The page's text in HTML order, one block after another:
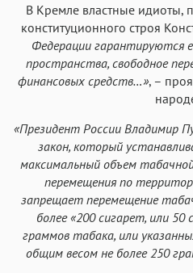
В Кремле властные идиоты,
конституционного строя
Федерации гарантируются
пространства, свободное
финансовых средств…», –
«Президент России Владимир
закон, который
максимальный объем
перемещения по
запрещает перемещение
более «200 сигарет, или 50
граммов табака, или
общим весом не более 250